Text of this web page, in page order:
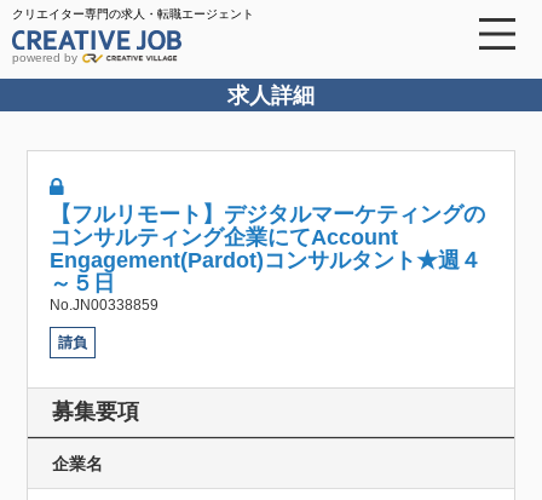
クリエイター専門の求人・転職エージェント
powered by
求人詳細
【フルリモート】デジタルマーケティングの
コンサルティング企業にてAccount
Engagement(Pardot)コンサルタント★週４
～５日
No.JN00338859
請負
募集要項
企業名